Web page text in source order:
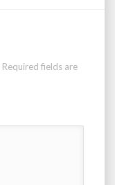
Required fields are